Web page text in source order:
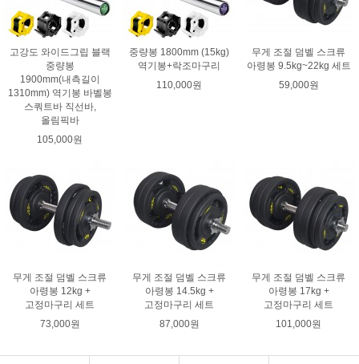
고강도 와이드그립 블랙
중량봉
1900mm(내측길이
1310mm) 역기봉 바벨봉
스쿼트바 직선바,
올림픽바
105,000원
중량봉 1800mm (15kg)
역기봉+락조마구리
110,000원
무게 조절 덤벨 스크류
아령봉 9.5kg~22kg 세트
59,000원
무게 조절 덤벨 스크류
아령봉 12kg +
고정마구리 세트
73,000원
무게 조절 덤벨 스크류
아령봉 14.5kg +
고정마구리 세트
87,000원
무게 조절 덤벨 스크류
아령봉 17kg +
고정마구리 세트
101,000원